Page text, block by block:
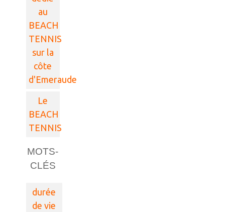
au
BEACH
TENNIS
sur la
côte
d'Emeraude
Le
BEACH
TENNIS
MOTS-
CLÉS
durée
de vie